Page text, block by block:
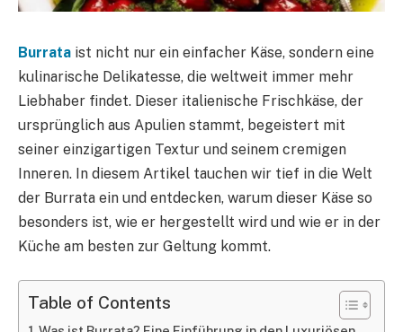
Burrata ist nicht nur ein einfacher Käse, sondern eine
kulinarische Delikatesse, die weltweit immer mehr
Liebhaber findet. Dieser italienische Frischkäse, der
ursprünglich aus Apulien stammt, begeistert mit
seiner einzigartigen Textur und seinem cremigen
Inneren. In diesem Artikel tauchen wir tief in die Welt
der Burrata ein und entdecken, warum dieser Käse so
besonders ist, wie er hergestellt wird und wie er in der
Küche am besten zur Geltung kommt.
Table of Contents